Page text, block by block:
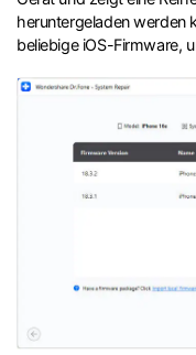
heruntergeladen werden
beliebige iOS-Firmware,